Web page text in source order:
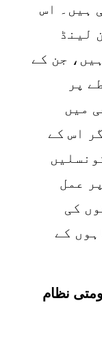
ہیں۔ اس
لینڈ
جن کے
پر
میں
اس کے
عمل
کی
کے
نظام